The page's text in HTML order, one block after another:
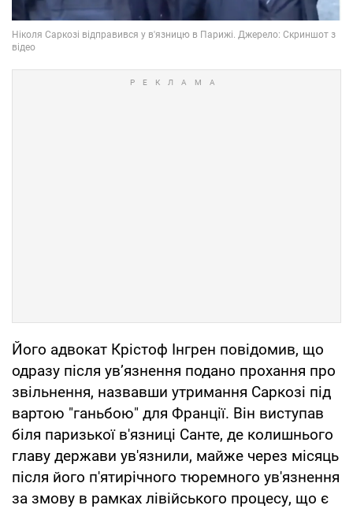
Його адвокат Крістоф Інгрен повідомив, що
одразу після ув’язнення подано прохання про
звільнення, назвавши утримання Саркозі під
вартою "ганьбою" для Франції. Він виступав
біля паризької в'язниці Санте, де колишнього
главу держави ув'язнили, майже через місяць
після його п'ятирічного тюремного ув'язнення
за змову в рамках лівійського процесу, що є